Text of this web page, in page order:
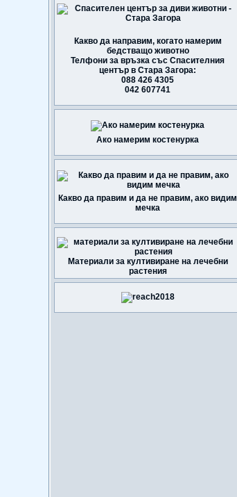
Какво да направим, когато намерим
бедстващо животно
Телфони за връзка със Спасителния
център в Стара Загора:
088 426 4305
042 607741
Ако намерим костенурка
Какво да правим и да не правим, ако видим
мечка
Материали за култивиране на лечебни
растения